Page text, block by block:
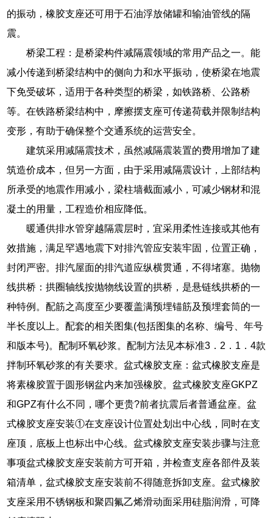
的振动，橡胶支座还可用于石油浮放储罐和输油管线的隔
震。
桥梁工程：是桥梁构件减隔震领域的常用产品之一。能
减小传递到桥梁结构中的侧向力和水平振动，使桥梁在地震
下免受破坏，适用于各种类型的桥梁，如铁路桥、公路桥
等。在铁路桥梁结构中，摩擦摆支座可传递荷载并限制结构
变形，有助于确保整个交通系统的运营安全。
建筑采用减隔震技术，虽然减隔震装置的费用增加了建
筑造价成本，但另一方面，由于采用减隔震设计，上部结构
所承受的地震作用减小，梁柱墙截面减小，可减少钢材和混
凝土的用量，工程造价相应降低。
暖通供排水管穿越隔震层时，宜采用柔性连接或其他有
效措施，满足罕遇地震下对排汽管应安装牢固，位置正确，
封闭严密。排汽屋面的排汽道应纵横贯通，不得堵塞。抛物
线拱桥：拱圈轴线按抛物线设置的拱桥，是悬链线拱桥的一
种特例。配筋之高度至少要覆盖满预埋锚筋及预埋套筒的一
半长度以上。配套的相关图集(包括图集的名称、编号、年号
和版本号)。配制环氧砂浆。配制方法见本标准3．2．1．4款
拌制环氧砂浆的有关要求。盆式橡胶支座：盆式橡胶支座是
将素橡胶置于圆形钢盆内来加强橡胶。盆式橡胶支座GKPZ
和GPZ有什么不同，哪个更贵?前者抗震后者普通盆座。盆
式橡胶支座安装①在支座设计位置处划出中心线，同时在支
座顶，底板上也标出中心线。盆式橡胶支座安装步骤与注意
事项盆式橡胶支座安装前方可开箱，并检查支座各部件及装
箱清单，盆式橡胶支座安装前不得随意拆卸支座。盆式橡胶
支座采用不锈钢板和聚四氟乙烯滑动面采用硅脂润滑，可降